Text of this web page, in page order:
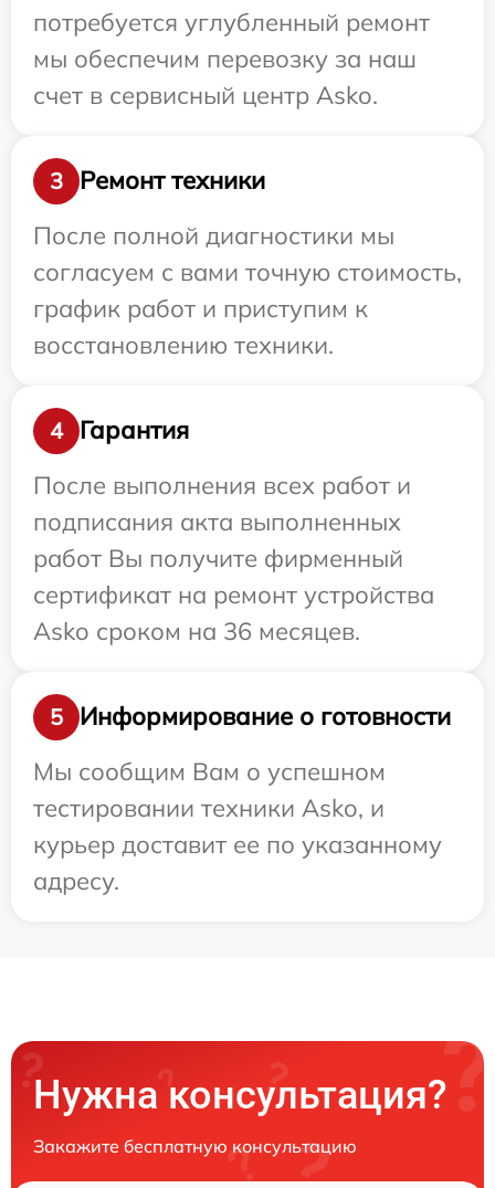
потребуется углубленный ремонт
мы обеспечим перевозку за наш
счет в сервисный центр Asko.
3
Ремонт техники
После полной диагностики мы
согласуем с вами точную стоимость,
график работ и приступим к
восстановлению техники.
4
Гарантия
После выполнения всех работ и
подписания акта выполненных
работ Вы получите фирменный
сертификат на ремонт устройства
Asko сроком на 36 месяцев.
5
Информирование о готовности
Мы сообщим Вам о успешном
тестировании техники Asko, и
курьер доставит ее по указанному
адресу.
Нужна консультация?
Закажите бесплатную консультацию